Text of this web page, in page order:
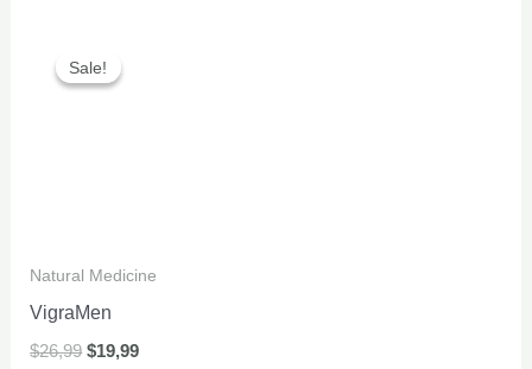
Sale!
Sale!
Natural Medicine
VigraMen
$26,99 Original
$19,99Current